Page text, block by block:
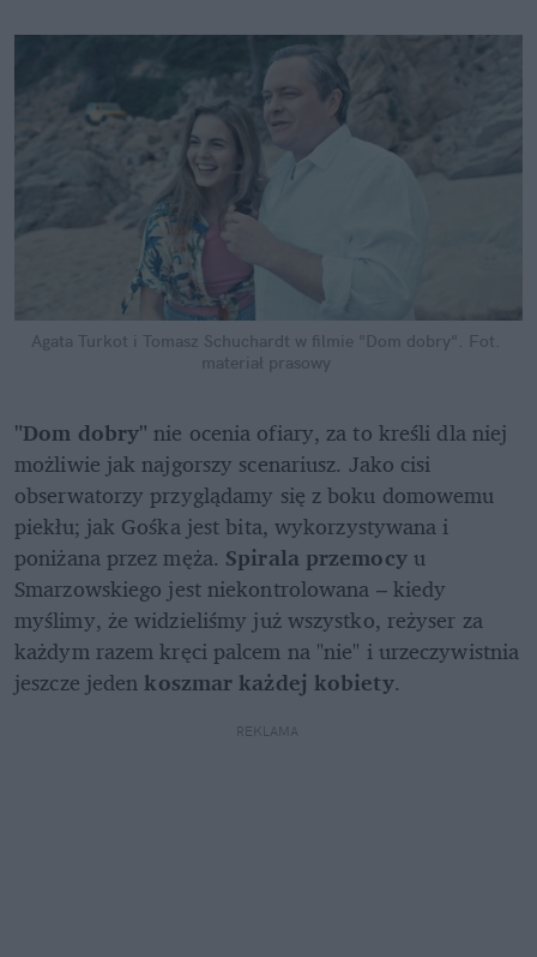
Agata Turkot i Tomasz Schuchardt w filmie "Dom dobry". Fot.
materiał prasowy
"Dom dobry" nie ocenia ofiary, za to kreśli dla niej
możliwie jak najgorszy scenariusz. Jako cisi
obserwatorzy przyglądamy się z boku domowemu
piekłu; jak Gośka jest bita, wykorzystywana i
poniżana przez męża. Spirala przemocy u
Smarzowskiego jest niekontrolowana – kiedy
myślimy, że widzieliśmy już wszystko, reżyser za
każdym razem kręci palcem na "nie" i urzeczywistnia
jeszcze jeden koszmar każdej kobiety.
REKLAMA